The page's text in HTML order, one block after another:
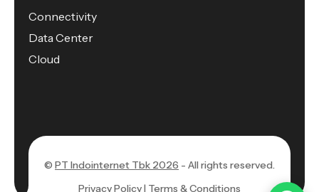
Connectivity
Data Center
Cloud
© PT Indointernet Tbk 2026 - All rights reserved.
Privacy Policy | Terms & Conditions